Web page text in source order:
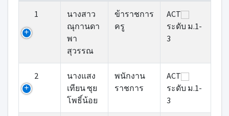
1
นางสาว
ณุกานดา
พา
สุวรรณ
ข้าราชการ
ครู
ACT
ระดับ ม.1-
3
2
นางแสง
เทียน ซุย
โพธิ์น้อย
พนักงาน
ราชการ
ACT
ระดับ ม.1-
3